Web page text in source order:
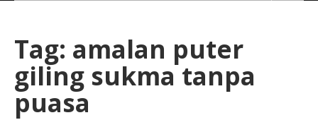
Tag: amalan puter
giling sukma tanpa
puasa